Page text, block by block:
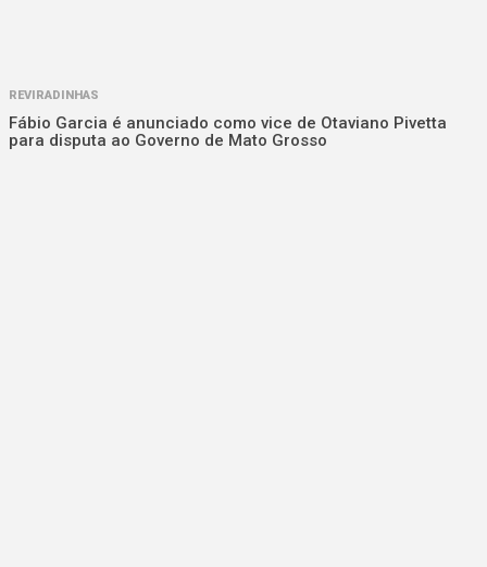
REVIRADINHAS
Fábio Garcia é anunciado como vice de Otaviano Pivetta
para disputa ao Governo de Mato Grosso